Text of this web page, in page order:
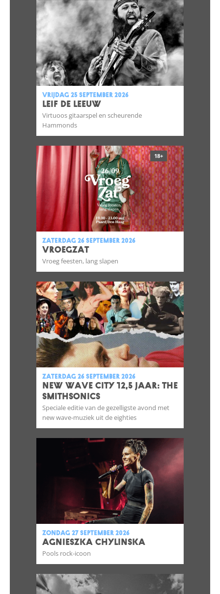
vrijdag 25 september 2026
LEIF DE LEEUW
Virtuoos gitaarspel en scheurende
Hammonds
18+
zaterdag 26 september 2026
VROEGZAT
Vroeg feesten, lang slapen
zaterdag 26 september 2026
NEW WAVE CITY 12,5 JAAR: THE
SMITHSONICS
Speciale editie van de gezelligste avond met
new wave-muziek uit de eighties
zondag 27 september 2026
AGNIESZKA CHYLINSKA
Pools rock-icoon